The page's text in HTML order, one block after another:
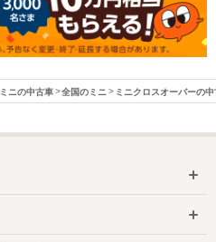
ミニの中古車 全国のミニ ミニクロスオーバーの中